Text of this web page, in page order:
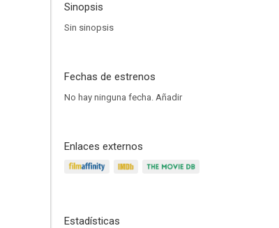
Sinopsis
Sin sinopsis
Fechas de estrenos
No hay ninguna fecha. Añadir
Enlaces externos
Estadísticas